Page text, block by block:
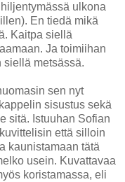
ulkona
En tiedä mikä
Kaitpa siellä
Ja toimiihan
siellä metsässä.
sen nyt
sisustus sekä
sitä. Istuuhan Sofian
että silloin
kaunistamaan tätä
usein. Kuvattavaa
koristamassa, eli